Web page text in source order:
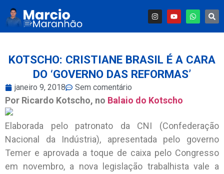
KOTSCHO: CRISTIANE BRASIL É A CARA
DO ‘GOVERNO DAS REFORMAS’
janeiro 9, 2018 Sem comentário
Por Ricardo Kotscho, no Balaio do Kotscho
Elaborada pelo patronato da CNI (Confederação
Nacional da Indústria), apresentada pelo governo
Temer e aprovada a toque de caixa pelo Congresso
em novembro, a nova legislação trabalhista vale a